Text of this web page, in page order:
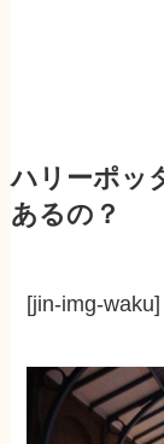
ハリーポッ
あるの？
[jin-img-waku]